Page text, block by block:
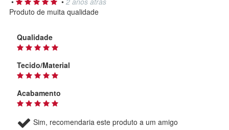
Produto de muita qualidade
Qualidade
Tecido/Material
Acabamento
Sim, recomendaria este produto a um amigo